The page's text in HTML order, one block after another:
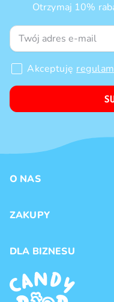
Otrzymaj 10%
Akceptuję
O NAS
Sklepy
ZAKUPY
Dostawa
Regulamin
Polityka prywatności
DLA BIZNESU
Franczyza
Handel hurtowy